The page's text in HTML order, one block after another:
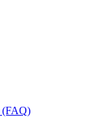
(FAQ)